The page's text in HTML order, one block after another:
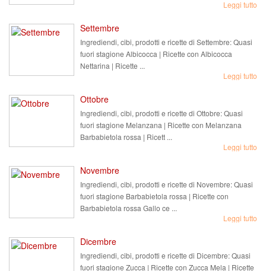
Leggi tutto
Settembre
Ingrediendi, cibi, prodotti e ricette di Settembre: Quasi
fuori stagione Albicocca | Ricette con Albicocca
Nettarina | Ricette ...
Leggi tutto
Ottobre
Ingrediendi, cibi, prodotti e ricette di Ottobre: Quasi
fuori stagione Melanzana | Ricette con Melanzana
Barbabietola rossa | Ricett ...
Leggi tutto
Novembre
Ingrediendi, cibi, prodotti e ricette di Novembre: Quasi
fuori stagione Barbabietola rossa | Ricette con
Barbabietola rossa Gallo ce ...
Leggi tutto
Dicembre
Ingrediendi, cibi, prodotti e ricette di Dicembre: Quasi
fuori stagione Zucca | Ricette con Zucca Mela | Ricette